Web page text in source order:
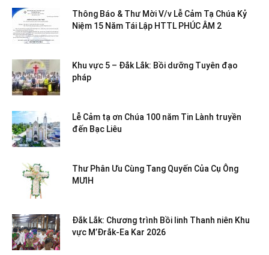
Thông Báo & Thư Mời V/v Lễ Cảm Tạ Chúa Kỷ
Niệm 15 Năm Tái Lập HTTL PHÚC ÂM 2
Khu vực 5 – Đắk Lắk: Bồi dưỡng Tuyên đạo
pháp
Lễ Cảm tạ ơn Chúa 100 năm Tin Lành truyền
đến Bạc Liêu
Thư Phân Ưu Cùng Tang Quyến Của Cụ Ông
MƯIH
Đắk Lắk: Chương trình Bồi linh Thanh niên Khu
vực M’Đrắk-Ea Kar 2026